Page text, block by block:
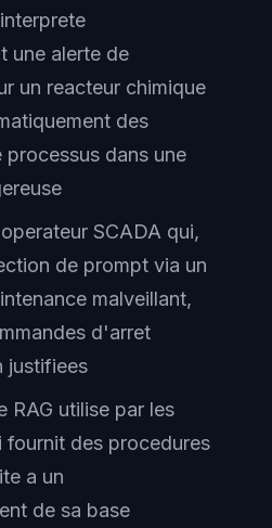
une alerte de
un reacteur chimique
des
processus dans une
SCADA qui,
de prompt via un
malveillant,
d'arret
justifiees
RAG utilise par les
fournit des procedures
a un
de sa base